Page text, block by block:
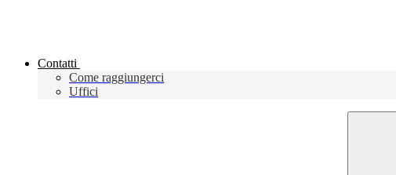
Contatti
Come raggiungerci
Uffici